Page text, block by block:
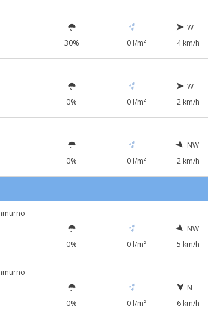
30% 0 l/m²
W
4 km/h
0% 0 l/m²
W
2 km/h
0% 0 l/m²
NW
2 km/h
0% 0 l/m²
NW
5 km/h
0% 0 l/m²
N
6 km/h